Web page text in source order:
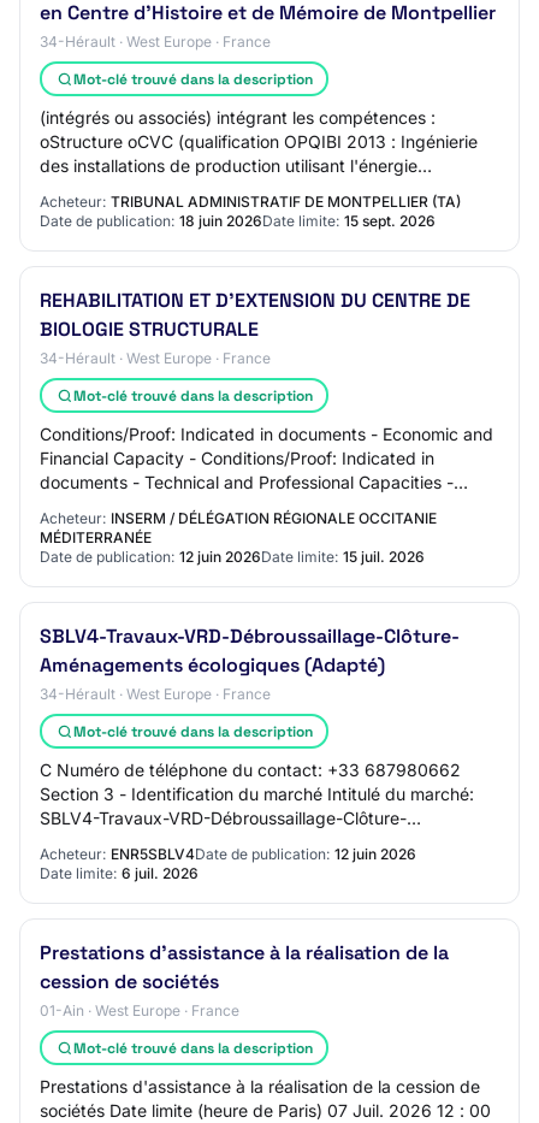
en Centre d'Histoire et de Mémoire de Montpellier
34-Hérault · West Europe · France
Mot-clé trouvé dans la description
(intégrés ou associés) intégrant les compétences :
oStructure oCVC (qualification OPQIBI 2013 : Ingénierie
des installations de production utilisant l'énergie
Acheteur: TRIBUNAL ADMINISTRATIF DE MONTPELLIER (TA)
Date de publication: 18 juin 2026Date limite: 15 sept. 2026
REHABILITATION ET D’EXTENSION DU CENTRE DE
BIOLOGIE STRUCTURALE
34-Hérault · West Europe · France
Mot-clé trouvé dans la description
Conditions/Proof: Indicated in documents - Economic and
Financial Capacity - Conditions/Proof: Indicated in
documents - Technical and Professional Capacities -
Conditions/Proof: Indicated in document…
Acheteur: INSERM / DÉLÉGATION RÉGIONALE OCCITANIE
MÉDITERRANÉE
Date de publication: 12 juin 2026Date limite: 15 juil. 2026
SBLV4-Travaux-VRD-Débroussaillage-Clôture-
Aménagements écologiques (Adapté)
34-Hérault · West Europe · France
Mot-clé trouvé dans la description
C Numéro de téléphone du contact: +33 687980662
Section 3 - Identification du marché Intitulé du marché:
SBLV4-Travaux-VRD-Débroussaillage-Clôture-
principal…
Acheteur: ENR5SBLV4Date de publication: 12 juin 2026
Date limite: 6 juil. 2026
Prestations d'assistance à la réalisation de la
cession de sociétés
01-Ain · West Europe · France
Mot-clé trouvé dans la description
Prestations d'assistance à la réalisation de la cession de
sociétés Date limite (heure de Paris) 07 Juil. 2026 12 : 00